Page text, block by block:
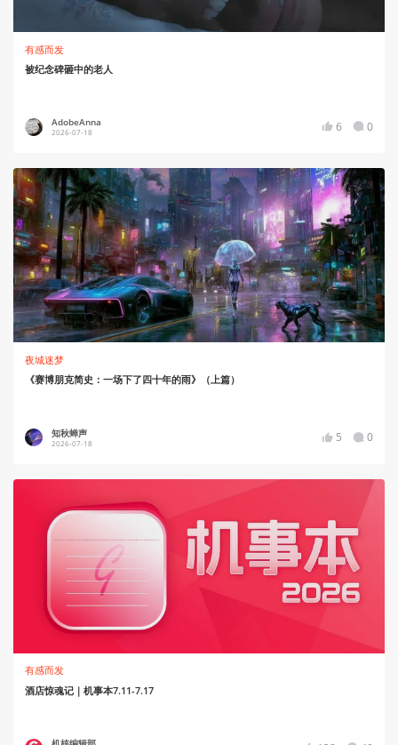
有感而发
被纪念碑砸中的老人
AdobeAnna
2026-07-18 6 0
夜城迷梦
《赛博朋克简史：一场下了四十年的雨》（上篇）
知秋蝉声
2026-07-18 5 0
有感而发
酒店惊魂记｜机事本7.11-7.17